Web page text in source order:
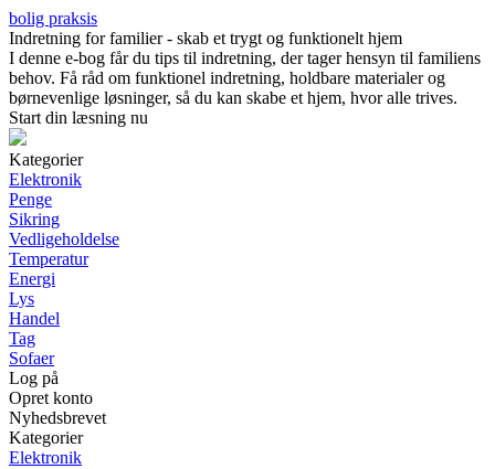
bolig praksis
Indretning for familier - skab et trygt og funktionelt hjem
I denne e-bog får du tips til indretning, der tager hensyn til familiens
behov. Få råd om funktionel indretning, holdbare materialer og
børnevenlige løsninger, så du kan skabe et hjem, hvor alle trives.
Start din læsning nu
Kategorier
Elektronik
Penge
Sikring
Vedligeholdelse
Temperatur
Energi
Lys
Handel
Tag
Sofaer
Log på
Opret konto
Nyhedsbrevet
Kategorier
Elektronik